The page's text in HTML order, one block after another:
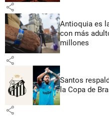
share
Antioquia es
con más
millones
share
Santos
la Copa de
share